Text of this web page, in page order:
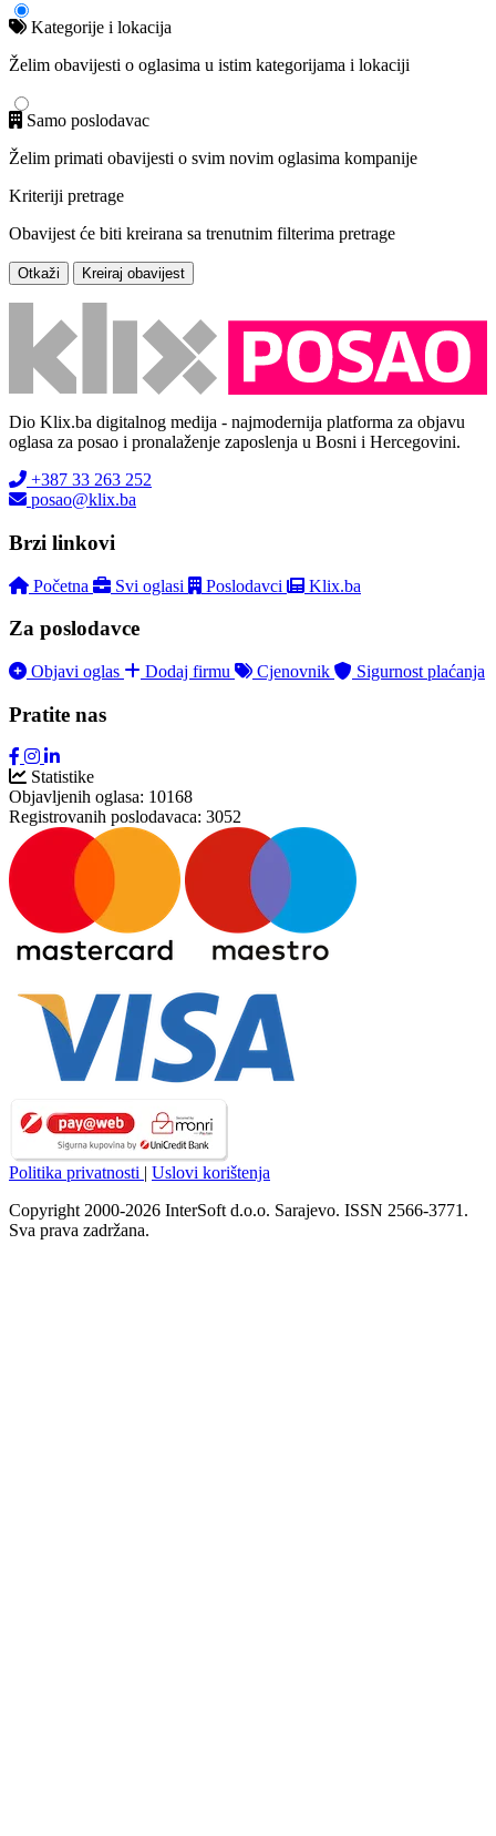
Kategorije i lokacija
Želim obavijesti o oglasima u istim kategorijama i lokaciji
Samo poslodavac
Želim primati obavijesti o svim novim oglasima kompanije
Kriteriji pretrage
Obavijest će biti kreirana sa trenutnim filterima pretrage
Otkaži Kreiraj obavijest
Dio Klix.ba digitalnog medija - najmodernija platforma za objavu
oglasa za posao i pronalaženje zaposlenja u Bosni i Hercegovini.
+387 33 263 252
posao@klix.ba
Brzi linkovi
Početna Svi oglasi Poslodavci Klix.ba
Za poslodavce
Objavi oglas Dodaj firmu Cjenovnik Sigurnost plaćanja
Pratite nas
Statistike
Objavljenih oglasa: 10168
Registrovanih poslodavaca: 3052
Politika privatnosti
Uslovi korištenja
Copyright 2000-2026 InterSoft d.o.o. Sarajevo. ISSN 2566-3771.
Sva prava zadržana.